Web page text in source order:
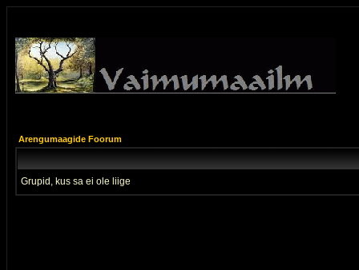
Arengumaagide Foorum
Grupid, kus sa ei ole liige